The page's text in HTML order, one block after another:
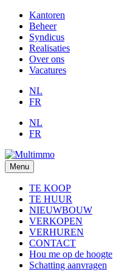
Kantoren
Beheer
Syndicus
Realisaties
Over ons
Vacatures
NL
FR
NL
FR
Menu
TE KOOP
TE HUUR
NIEUWBOUW
VERKOPEN
VERHUREN
CONTACT
Hou me op de hoogte
Schatting aanvragen